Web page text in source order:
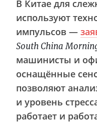
В Китае для
используют
импульсов —
South China
машинисты и
оснащённые
позволяют
и уровень
работает и